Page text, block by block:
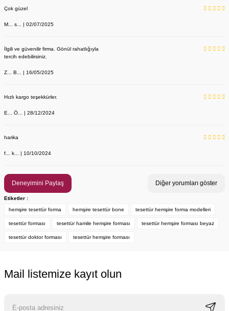
YENİ ÜRÜN
Labor Medikal Tekstil
199,00 TL
Çok güzel
M... s... | 02/07/2025
İlgili ve güvenilir firma. Gönül rahatlığıyla
tercih edebilirsiniz.
Z... B... | 16/05/2025
Hızlı kargo teşekkürler.
E... Ö... | 28/12/2024
harika
f... k... | 10/10/2024
Deneyimini Paylaş Diğer yorumları göster
Etiketler :
hemşire tesettür forma
hemşire tesettür bone tesettür hemşire forma modelleri
tesettür forması tesettür hamile hemşire forması tesettür hemşire forması beyaz
tesettür doktor forması tesettür hemşire forması
Mail listemize kayıt olun